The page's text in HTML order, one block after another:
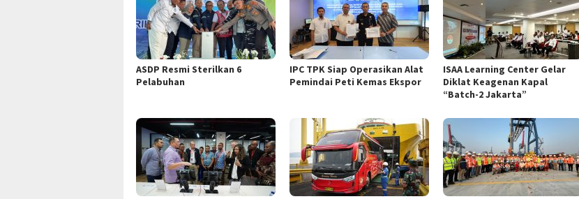
ASDP Resmi Sterilkan 6
Pelabuhan
IPC TPK Siap Operasikan Alat
Pemindai Peti Kemas Ekspor
ISAA Learning Center Gelar
Diklat Keagenan Kapal
“Batch-2 Jakarta”